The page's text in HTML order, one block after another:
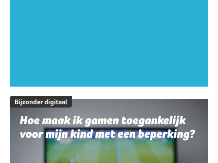
Bijzonder digitaal
Hoe maak ik gamen toegankelijk
voor mijn kind met een beperking?